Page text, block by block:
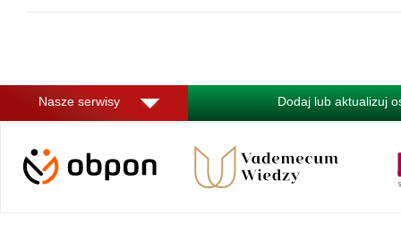
Nasze serwisy Dodaj lub aktualizuj